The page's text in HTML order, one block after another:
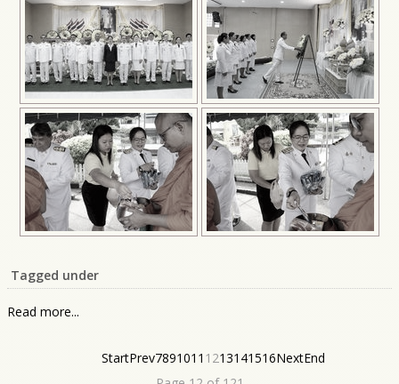
Tagged under
Read more...
StartPrev7891011 1213141516NextEnd